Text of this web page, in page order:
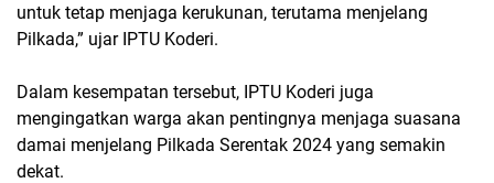
untuk tetap menjaga kerukunan, terutama menjelang
Pilkada,” ujar IPTU Koderi.
Dalam kesempatan tersebut, IPTU Koderi juga
mengingatkan warga akan pentingnya menjaga suasana
damai menjelang Pilkada Serentak 2024 yang semakin
dekat.